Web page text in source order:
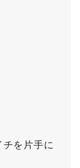
を片手に